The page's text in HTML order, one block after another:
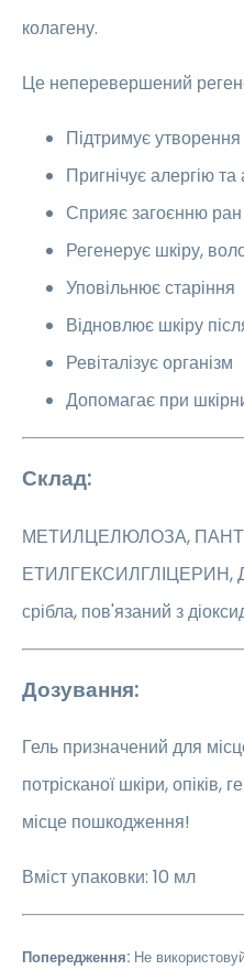
колагену.
Це неперевершений
Підтримує
Пригнічує алергію та
Сприяє загоєнню ран
Регенерує шкіру,
Уповільнює старіння
Відновлює шкіру
Ревіталізує організм
Допомагає при
Склад:
МЕТИЛЦЕЛЮЛОЗА,
ЕТИЛГЕКСИЛГЛІЦЕРИН,
срібла, пов'язаний з
Дозування:
Гель призначений для
потрісканої шкіри,
місце пошкодження!
Вміст упаковки: 10 мл
Попередження: Не